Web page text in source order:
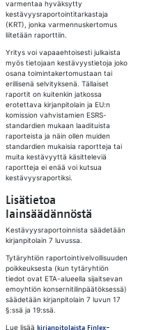
varmentaa hyväksytty
kestävyysraportointitarkastaja
(KRT), jonka varmennuskertomus
liitetään raporttiin.
Yritys voi vapaaehtoisesti julkaista
myös tietojaan kestävyystietoja joko
osana toimintakertomustaan tai
erillisenä selvityksenä. Tällaiset
raportit on kuitenkin jatkossa
erotettava kirjanpitolain ja EU:n
komission vahvistamien ESRS-
standardien mukaan laadituista
raporteista ja näin ollen muiden
standardien mukaisia raportteja tai
muita kestävyyttä käsitteleviä
raportteja ei enää voi kutsua
kestävyysraportiksi.
Lisätietoa
lainsäädännöstä
Kestävyysraportoinnista säädetään
kirjanpitolain 7 luvussa.
Tytäryhtiön raportointivelvollisuuden
poikkeuksesta (kun tytäryhtiön
tiedot ovat ETA-alueella sijaitsevan
emoyhtiön konsernitilinpäätöksessä)
säädetään kirjanpitolain 7 luvun 17
§:ssä ja 19:ssä.
Lue lisää kirjanpitolaista Finlex-